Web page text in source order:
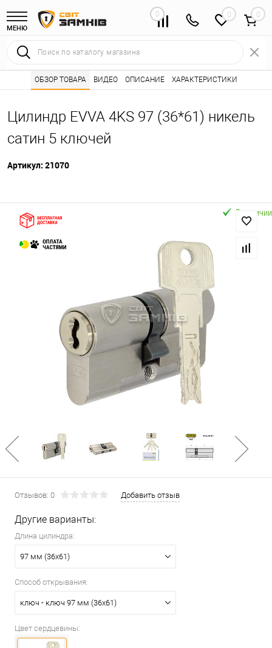
МЕНЮ
0 0
Интернет магазин замков Каталог товаров ⭐ • Сердцевины
Цилиндр EVVA 4KS 97 (36*61) никель
сатин 5 ключей
Артикул: 21070
ОБЗОР ТОВАРА ВИДЕО ОПИСАНИЕ ХАРАКТЕРИСТИКИ
Отзывов: 0 Добавить отзыв
Другие варианты:
Длина цилиндра:
97 мм (36x61)
Способ открывания:
ключ - ключ 97 мм (36x61)
Цвет сердцевины:
В наличии